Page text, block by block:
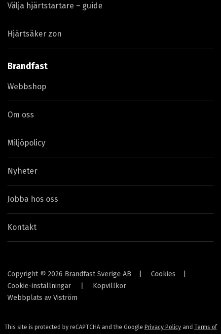
Välja hjärtstartare – guide
Hjärtsäker zon
Brandfast
Webbshop
Om oss
Miljöpolicy
Nyheter
Jobba hos oss
Kontakt
Copyright © 2026 Brandfast Sverige AB Cookies
Cookie-inställningar
Köpvillkor
Webbplats av Viström
This site is protected by reCAPTCHA and the Google Privacy Policyand Terms of